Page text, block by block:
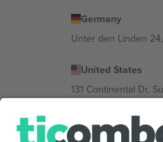
Germany
Unter den Linden
United States
131 Continental Dr,
Bulgaria